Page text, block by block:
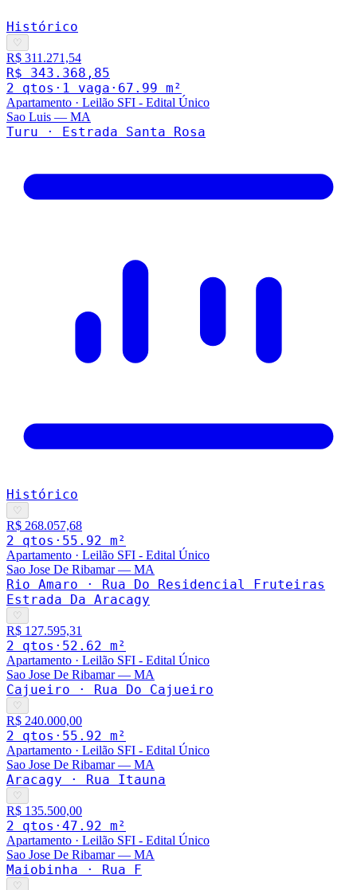
Histórico
♡
R$ 311.271,54
R$ 343.368,85
2 qtos · 1 vaga · 67.99 m²
Apartamento · Leilão SFI - Edital Único
Sao Luis — MA
Turu · Estrada Santa Rosa
Histórico
♡
R$ 268.057,68
2 qtos · 55.92 m²
Apartamento · Leilão SFI - Edital Único
Sao Jose De Ribamar— MA
Rio Amaro · Rua Do Residencial Fruteiras
Estrada Da Aracagy
♡
R$ 127.595,31
2 qtos · 52.62 m²
Apartamento · Leilão SFI - Edital Único
Sao Jose De Ribamar— MA
Cajueiro · Rua Do Cajueiro
♡
R$ 240.000,00
2 qtos · 55.92 m²
Apartamento · Leilão SFI - Edital Único
Sao Jose De Ribamar— MA
Aracagy · Rua Itauna
♡
R$ 135.500,00
2 qtos · 47.92 m²
Apartamento · Leilão SFI - Edital Único
Sao Jose De Ribamar— MA
Maiobinha · Rua F
♡